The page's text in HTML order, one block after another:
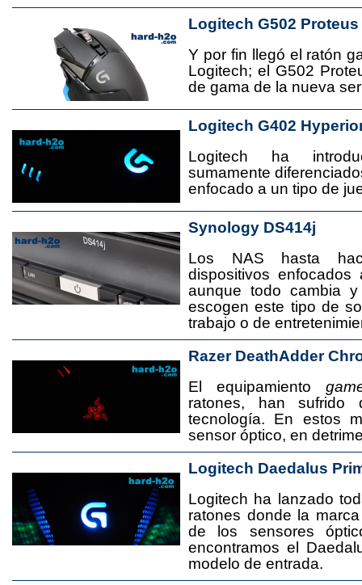
Logitech G502 Proteus
Y por fin llegó el ratón
Logitech; el G502
de gama de la nueva
Logitech G402
Logitech ha
sumamente
enfocado a un tipo de
Synology DS414j
Los NAS hasta
dispositivos
aunque todo cambia
escogen este tipo de
trabajo o de
Razer DeathAdder
El equipamiento
ratones, han sufrido
tecnología. En estos
sensor óptico, en
Logitech Daedalus
Logitech ha lanzado
ratones donde la
de los sensores
encontramos el
modelo de entrada.